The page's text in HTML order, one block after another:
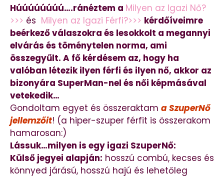
Húúúúúúúú….ránéztem a Milyen az Igazi Nő?
>>> és Milyen az Igazi Férfi?>>> kérdőíveimre
beérkező válaszokra és lesokkolt a megannyi
elvárás és töménytelen norma, ami
összegyűlt. A fő kérdésem az, hogy ha
valóban létezik ilyen férfi és ilyen nő, akkor az
bizonyára SuperMan-nel és női képmásával
vetekedik…
Gondoltam egyet és összeraktam a SzuperNő
jellemzőit! (a hiper-szuper férfit is összerakom
hamarosan:)
Lássuk…milyen is egy igazi SzuperNő:
Külső jegyei alapján: hosszú combú, kecses és
könnyed járású, hosszú hajú és lehetőleg